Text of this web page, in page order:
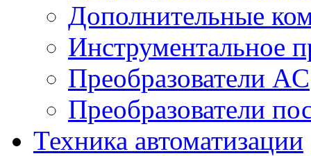
Дополнительные
Инструментальное
Преобразователи AC
Преобразователи
Техника автоматизации